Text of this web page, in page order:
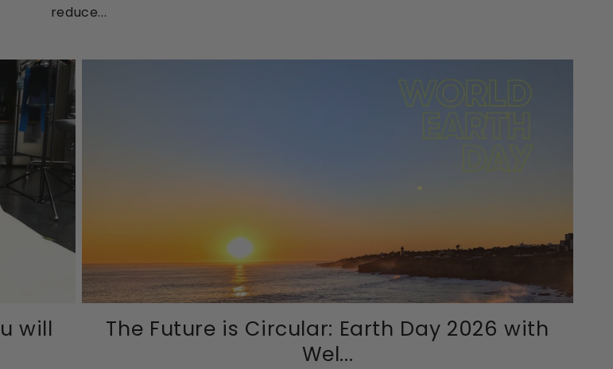
reduce...
will
The Future is Circular: Earth Day 2026 with
Wel...